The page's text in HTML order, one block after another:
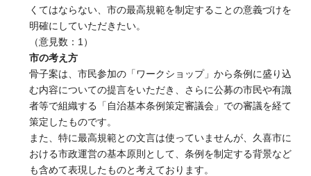
くてはならない、市の最高規範を制定することの意義づけを
明確にしていただきたい。
（意見数：1）
市の考え方
骨子案は、市民参加の「ワークショップ」から条例に盛り込
む内容についての提言をいただき、さらに公募の市民や有識
者等で組織する「自治基本条例策定審議会」での審議を経て
策定したものです。
また、特に最高規範との文言は使っていませんが、久喜市に
おける市政運営の基本原則として、条例を制定する背景など
も含めて表現したものと考えております。